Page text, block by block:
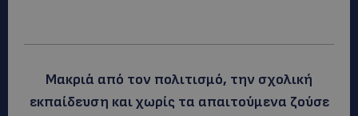
Μακριά από τον πολιτισμό, την σχολική
εκπαίδευση και χωρίς τα απαιτούμενα ζούσε